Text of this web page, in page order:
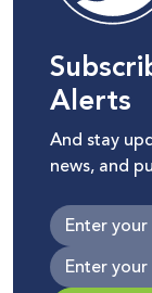
Alerts
And stay
news, and